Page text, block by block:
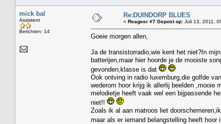
mick bal
Assistent
Berichten: 14
Re:DUINDORP BLUES
« Reageer #7 Gepost op: Juli 13, 2011,
Goeie morgen allen,
Ja de transistorradio,wie kent het niet?In
batterijen,maar hier hoorde je de mooiste
gevonden,klasse is dat
Ook ontving in radio luxemburg,die golfde
wederom hoor krijg ik allerlij beelden ,mooie
melodietje heeft vaak wel een bijpassende
niet!!
Zoals ik al aan matroos liet
maar als er iemand belangstelling heeft hoor